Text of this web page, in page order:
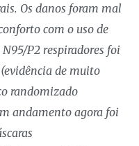
Os danos foram mal
com o uso de
P2 respiradores foi
de muito
randomizado
andamento agora foi